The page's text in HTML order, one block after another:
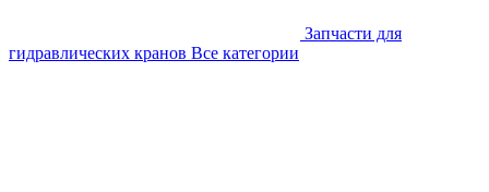
Запчасти для
гидравлических кранов Все категории